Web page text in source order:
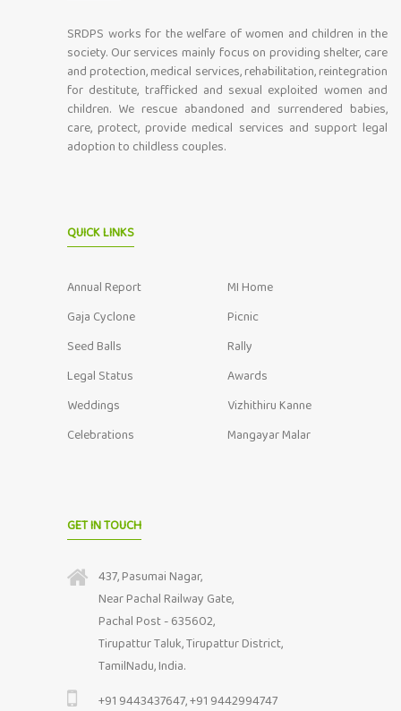
SRDPS works for the welfare of women and children in the
society. Our services mainly focus on providing shelter, care
and protection, medical services, rehabilitation, reintegration
for destitute, trafficked and sexual exploited women and
children. We rescue abandoned and surrendered babies,
care, protect, provide medical services and support legal
adoption to childless couples.
QUICK LINKS
Annual Report
MI Home
Gaja Cyclone
Picnic
Seed Balls
Rally
Legal Status
Awards
Weddings
Vizhithiru Kanne
Celebrations
Mangayar Malar
GET IN TOUCH
437, Pasumai Nagar,
Near Pachal Railway Gate,
Pachal Post - 635602,
Tirupattur Taluk, Tirupattur District,
TamilNadu, India.
+91 9443437647, +91 9442994747